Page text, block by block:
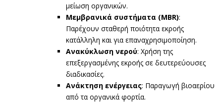
μείωση οργανικών.
Μεμβρανικά συστήματα (MBR):
Παρέχουν σταθερή ποιότητα εκροής
κατάλληλη και για επαναχρησιμοποίηση.
Ανακύκλωση νερού: Χρήση της
επεξεργασμένης εκροής σε δευτερεύουσες
διαδικασίες.
Ανάκτηση ενέργειας: Παραγωγή βιοαερίου
από τα οργανικά φορτία.